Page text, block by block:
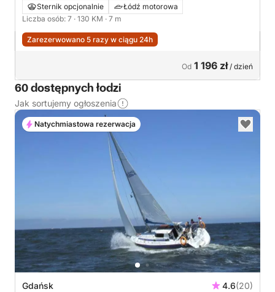
Sternik opcjonalnie
Łódź motorowa
Liczba osób: 7 · 130 KM · 7 m
Zarezerwowano 5 razy w ciągu 24h
Od 1 196 zł/ dzień
60 dostępnych łodzi
Jak sortujemy ogłoszenia
Gdańsk 4.6(20)
Natychmiastowa rezerwacja